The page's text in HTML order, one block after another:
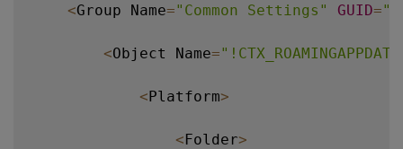
<Group Name="Common Settings" GUID=
<Object Name=
<Platform>
<Folder>